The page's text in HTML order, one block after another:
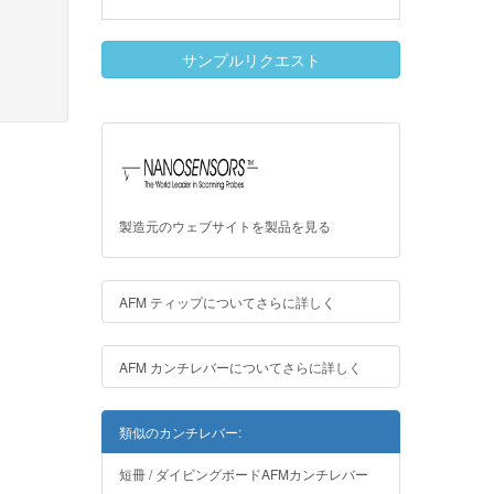
サンプルリクエスト
製造元のウェブサイトを製品を見る
AFM ティップについてさらに詳しく
AFM カンチレバーについてさらに詳しく
類似のカンチレバー:
短冊 / ダイビングボードAFMカンチレバー